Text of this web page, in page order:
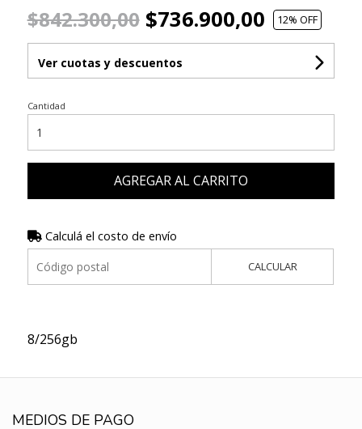
$842.300,00$736.900,00 12% OFF
Ver cuotas y descuentos
Cantidad
AGREGAR AL CARRITO
Calculá el costo de envío
CALCULAR
8/256gb
MEDIOS DE PAGO